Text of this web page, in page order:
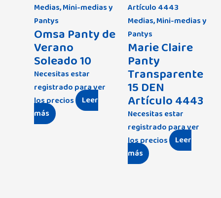
Medias, Mini-medias y
Pantys
Omsa Panty de
Verano
Soleado 10
Necesitas estar
registrado para ver
los precios
Leer
más
Medias, Mini-medias y
Pantys
Marie Claire
Panty
Transparente
15 DEN
Artículo 4443
Necesitas estar
registrado para ver
los precios
Leer
más